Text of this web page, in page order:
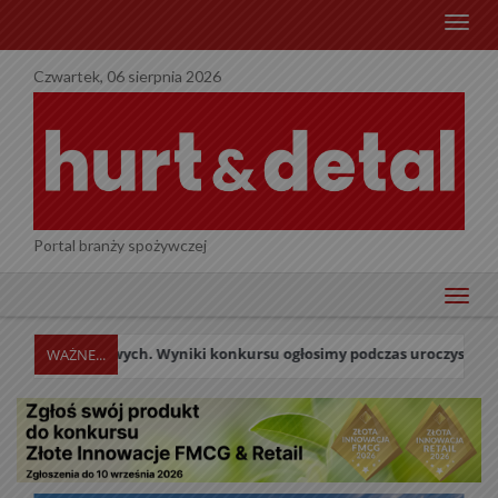
menu
Czwartek, 06 sierpnia 2026
Portal branży spożywczej
menu
Wyniki konkursu ogłosimy podczas uroczystej Gali w dniu